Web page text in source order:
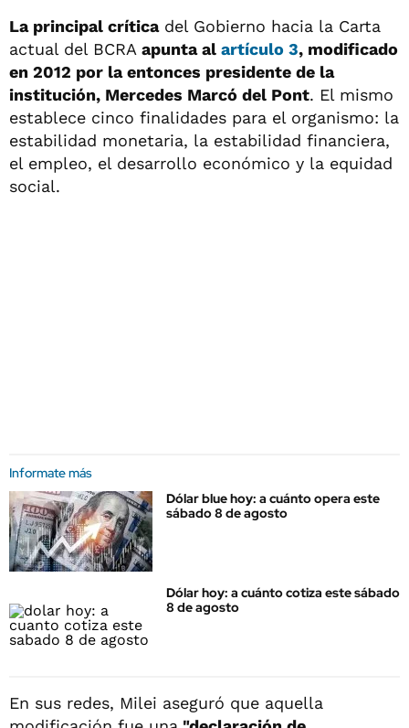
La principal críticadel Gobierno hacia la Carta
actual del BCRA apunta al artículo 3, modificado
en 2012 por la entonces presidente de la
institución, Mercedes Marcó del Pont. El mismo
establece cinco finalidades para el organismo: la
estabilidad monetaria, la estabilidad financiera,
el empleo, el desarrollo económico y la equidad
social.
Informate más
Dólar blue hoy: a cuánto opera este
sábado 8 de agosto
Dólar hoy: a cuánto cotiza este sábado
8 de agosto
En sus redes, Milei aseguró que aquella